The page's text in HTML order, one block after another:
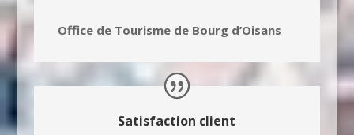
Office de Tourisme de Bourg d’Oisans
Satisfaction client